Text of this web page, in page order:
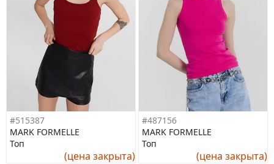
#515387
MARK FORMELLE
Топ
(цена закрыта)
#487156
MARK FORMELLE
Топ
(цена закрыта)